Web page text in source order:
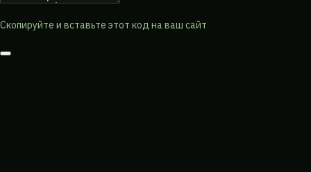
Скопируйте и вставьте этот код на ваш сайт